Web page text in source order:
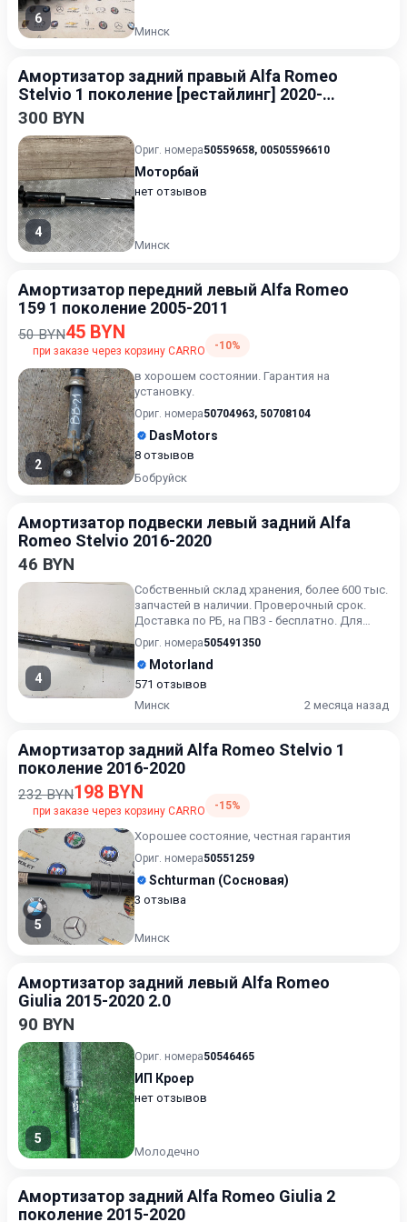
6
Минск
Амортизатор задний правый Alfa Romeo
Stelvio 1 поколение [рестайлинг] 2020-
2023 2.0
300 BYN
4
Ориг. номера50559658, 00505596610
Моторбай
нет отзывов
Минск
Амортизатор передний левый Alfa Romeo
159 1 поколение 2005-2011
50 BYN45 BYN
при заказе через корзину CARRO -10%
2
в хорошем состоянии. Гарантия на
установку.
Ориг. номера50704963, 50708104
DasMotors
8 отзывов
Бобруйск
Амортизатор подвески левый задний Alfa
Romeo Stelvio 2016-2020
46 BYN
4
Собственный склад хранения, более 600 тыс.
запчастей в наличии. Проверочный срок.
Доставка по РБ, на ПВЗ - бесплатно. Для
получения актуальн...
Ориг. номера505491350
Motorland
571 отзывов
Минск
2 месяца назад
Амортизатор задний Alfa Romeo Stelvio 1
поколение 2016-2020
232 BYN198 BYN
при заказе через корзину CARRO -15%
5
Хорошее состояние, честная гарантия
Ориг. номера50551259
Schturman (Сосновая)
3 отзыва
Минск
Амортизатор задний левый Alfa Romeo
Giulia 2015-2020 2.0
90 BYN
5
Ориг. номера50546465
ИП Кроер
нет отзывов
Молодечно
Амортизатор задний Alfa Romeo Giulia 2
поколение 2015-2020